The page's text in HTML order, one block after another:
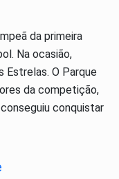
da primeira
Na ocasião,
O Parque
da competição,
conquistar